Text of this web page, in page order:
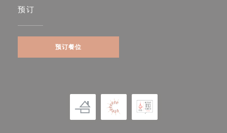
预订
预订餐位